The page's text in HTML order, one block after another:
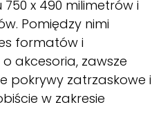
x 490 milimetrów i
Pomiędzy nimi
formatów i
akcesoria, zawsze
pokrywy zatrzaskowe i
w zakresie